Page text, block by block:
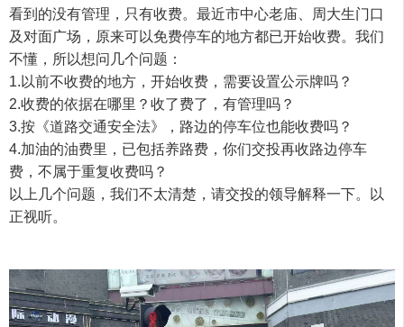
看到的没有管理，只有收费。最近市中心老庙、周大生门口
及对面广场，原来可以免费停车的地方都已开始收费。我们
不懂，所以想问几个问题：
1.以前不收费的地方，开始收费，需要设置公示牌吗？
2.收费的依据在哪里？收了费了，有管理吗？
3.按《道路交通安全法》，路边的停车位也能收费吗？
4.加油的油费里，已包括养路费，你们交投再收路边停车
费，不属于重复收费吗？
以上几个问题，我们不太清楚，请交投的领导解释一下。以
正视听。